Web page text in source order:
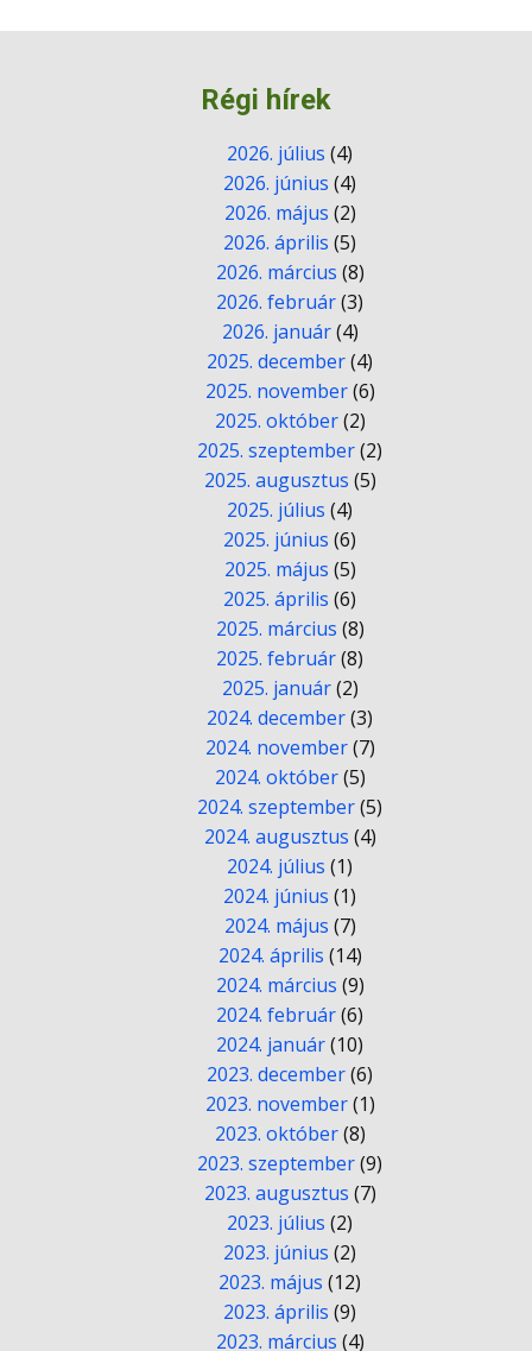
Régi hírek
2026. július (4)
2026. június (4)
2026. május (2)
2026. április (5)
2026. március (8)
2026. február(3)
2026. január(4)
2025. december(4)
2025. november(6)
2025. október(2)
2025. szeptember(2)
2025. augusztus (5)
2025. július (4)
2025. június (6)
2025. május (5)
2025. április (6)
2025. március (8)
2025. február(8)
2025. január(2)
2024. december(3)
2024. november(7)
2024. október(5)
2024. szeptember(5)
2024. augusztus (4)
2024. július (1)
2024. június (1)
2024. május (7)
2024. április (14)
2024. március (9)
2024. február(6)
2024. január(10)
2023. december(6)
2023. november(1)
2023. október(8)
2023. szeptember(9)
2023. augusztus (7)
2023. július (2)
2023. június (2)
2023. május (12)
2023. április (9)
2023. március (4)